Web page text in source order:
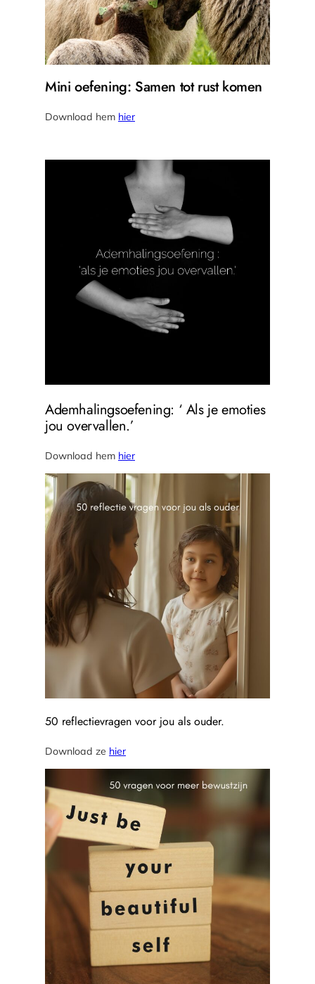
Mini oefening: Samen tot rust komen
Download hem hier
Ademhalingsoefening: ‘ Als je emoties
jou overvallen.’
Download hem hier
50 reflectievragen voor jou als ouder.
Download ze hier